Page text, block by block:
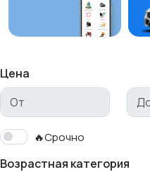
Цена
🔥Срочно
Возрастная категория